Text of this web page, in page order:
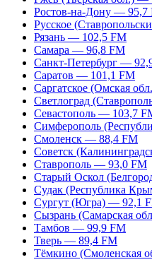
Ростов-на-Дону — 95,7
Русское
Рязань — 102,5 FM
Самара — 96,8 FM
Санкт-Петербург —
Саратов — 101,1 FM
Саргатское (Омская
Светлоград
Севастополь — 103,7
Симферополь
Смоленск — 88,4 FM
Советск
Ставрополь — 93,0 FM
Старый Оскол
Судак (Республика
Сургут (Югра) — 92,1
Сызрань (Самарская
Тамбов — 99,9 FM
Тверь — 89,4 FM
Тёмкино (Смоленская